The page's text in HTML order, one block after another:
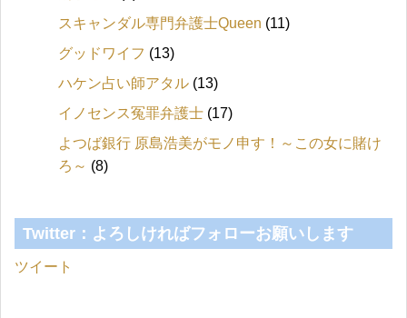
スキャンダル専門弁護士Queen (11)
グッドワイフ (13)
ハケン占い師アタル (13)
イノセンス冤罪弁護士 (17)
よつば銀行 原島浩美がモノ申す！～この女に賭け
ろ～ (8)
Twitter：よろしければフォローお願いします
ツイート